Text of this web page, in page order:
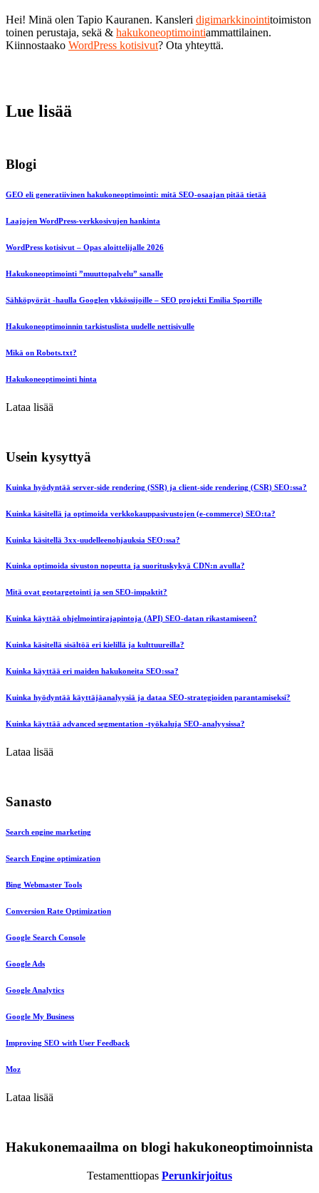
Hei! Minä olen Tapio Kauranen. Kansleri digimarkkinointitoimiston
toinen perustaja, sekä & hakukoneoptimointiammattilainen.
Kiinnostaako WordPress kotisivut? Ota yhteyttä.
Lue lisää
Blogi
GEO eli generatiivinen hakukoneoptimointi: mitä SEO-osaajan pitää tietää
Laajojen WordPress-verkkosivujen hankinta
WordPress kotisivut – Opas aloittelijalle 2026
Hakukoneoptimointi ”muuttopalvelu” sanalle
Sähköpyörät -haulla Googlen ykkössijoille – SEO projekti Emilia Sportille
Hakukoneoptimoinnin tarkistuslista uudelle nettisivulle
Mikä on Robots.txt?
Hakukoneoptimointi hinta
Lataa lisää
Usein kysyttyä
Kuinka hyödyntää server-side rendering (SSR) ja client-side rendering (CSR) SEO:ssa?
Kuinka käsitellä ja optimoida verkkokauppasivustojen (e-commerce) SEO:ta?
Kuinka käsitellä 3xx-uudelleenohjauksia SEO:ssa?
Kuinka optimoida sivuston nopeutta ja suorituskykyä CDN:n avulla?
Mitä ovat geotargetointi ja sen SEO-impaktit?
Kuinka käyttää ohjelmointirajapintoja (API) SEO-datan rikastamiseen?
Kuinka käsitellä sisältöä eri kielillä ja kulttuureilla?
Kuinka käyttää eri maiden hakukoneita SEO:ssa?
Kuinka hyödyntää käyttäjäanalyysiä ja dataa SEO-strategioiden parantamiseksi?
Kuinka käyttää advanced segmentation -työkaluja SEO-analyysissa?
Lataa lisää
Sanasto
Search engine marketing
Search Engine optimization
Bing Webmaster Tools
Conversion Rate Optimization
Google Search Console
Google Ads
Google Analytics
Google My Business
Improving SEO with User Feedback
Moz
Lataa lisää
Hakukonemaailma on blogi hakukoneoptimoinnista
Testamenttiopas Perunkirjoitus